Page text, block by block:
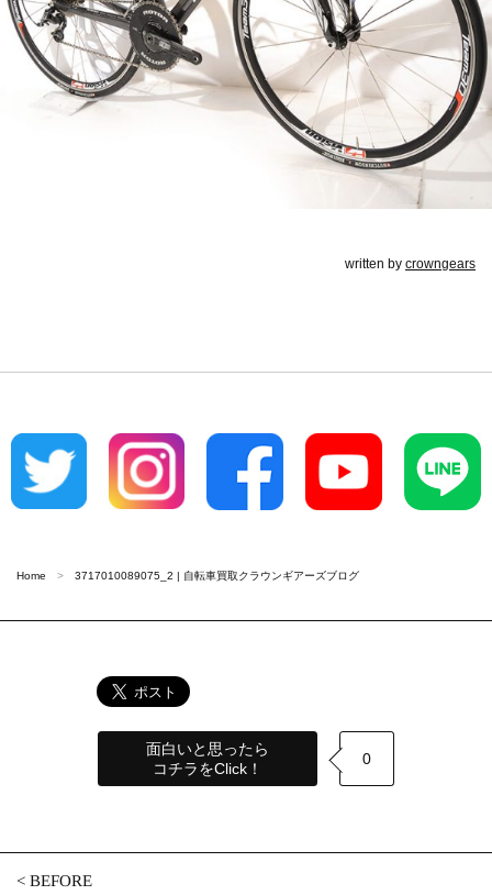
written by crowngears
Home 3717010089075_2 | 自転車買取クラウンギアーズブログ
面白いと思ったら
コチラをClick！
0
<BEFORE